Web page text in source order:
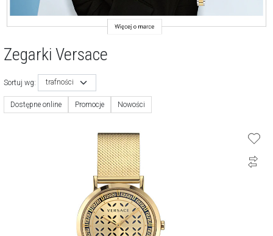
Zegarki Versace
Sortuj wg: trafności
Dostępne online Promocje Nowości